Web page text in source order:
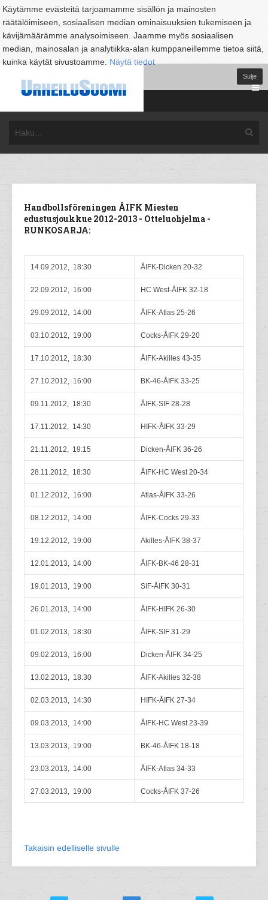
Käytämme evästeitä tarjoamamme sisällön ja mainosten
räätälöimiseen, sosiaalisen median ominaisuuksien tukemiseen ja
kävijämäärämme analysoimiseen. Jaamme myös sosiaalisen
median, mainosalan ja analytiikka-alan kumppaneillemme tietoa siitä,
kuinka käytät sivustoamme. Näytä tiedot
Sulje
Handbollsföreningen ÅIFK Miesten
edustusjoukkue 2012-2013 - Otteluohjelma -
RUNKOSARJA:
14.09.2012, 18:30 ÅIFK-Dicken 20-32
22.09.2012, 16:00 HC West-ÅIFK 32-18
29.09.2012, 14:00 ÅIFK-Atlas 25-26
03.10.2012, 19:00 Cocks-ÅIFK 29-20
17.10.2012, 18:30 ÅIFK-Akilles 43-35
27.10.2012, 16:00 BK-46-ÅIFK 33-25
09.11.2012, 18:30 ÅIFK-SIF 28-28
17.11.2012, 14:30 HIFK-ÅIFK 33-29
21.11.2012, 19:15 Dicken-ÅIFK 36-26
28.11.2012, 18:30 ÅIFK-HC West 20-34
01.12.2012, 16:00 Atlas-ÅIFK 33-26
08.12.2012, 14:00 ÅIFK-Cocks 29-33
19.12.2012, 19:00 Akilles-ÅIFK 38-37
12.01.2013, 14:00 ÅIFK-BK-46 28-31
19.01.2013, 19:00 SIF-ÅIFK 30-31
26.01.2013, 14:00 ÅIFK-HIFK 26-30
01.02.2013, 18:30 ÅIFK-SIF 31-29
09.02.2013, 16:00 Dicken-ÅIFK 34-25
13.02.2013, 18:30 ÅIFK-Akilles 32-38
02.03.2013, 14:30 HIFK-ÅIFK 27-34
09.03.2013, 14:00 ÅIFK-HC West 23-39
13.03.2013, 19:00 BK-46-ÅIFK 18-18
23.03.2013, 14:00 ÅIFK-Atlas 34-33
27.03.2013, 19:00 Cocks-ÅIFK 37-26
Takaisin edelliselle sivulle